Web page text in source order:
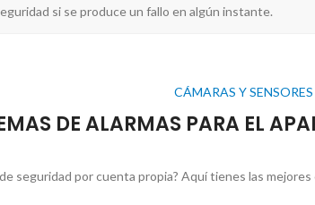
si se produce un fallo en algún instante.
CÁMARAS Y SENSORES
DE ALARMAS PARA EL
seguridad por cuenta propia? Aquí tienes las